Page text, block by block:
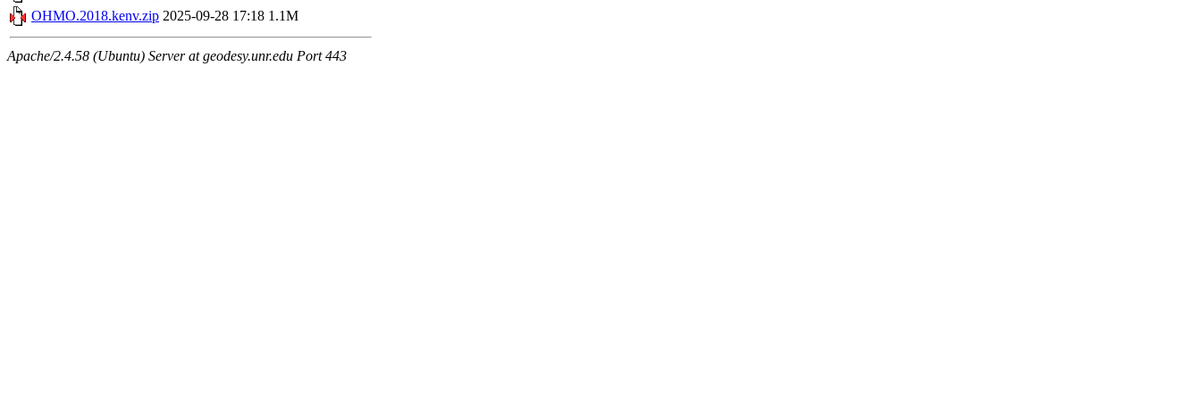
OHMO.2018.kenv.zip 2025-09-28 17:18 1.1M
Apache/2.4.58 (Ubuntu) Server at geodesy.unr.edu Port 443